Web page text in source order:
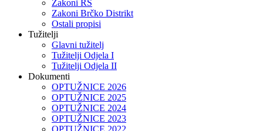
Zakoni RS
Zakoni Brčko Distrikt
Ostali propisi
Tužitelji
Glavni tužitelj
Tužitelji Odjela I
Tužitelji Odjela II
Dokumenti
OPTUŽNICE 2026
OPTUŽNICE 2025
OPTUŽNICE 2024
OPTUŽNICE 2023